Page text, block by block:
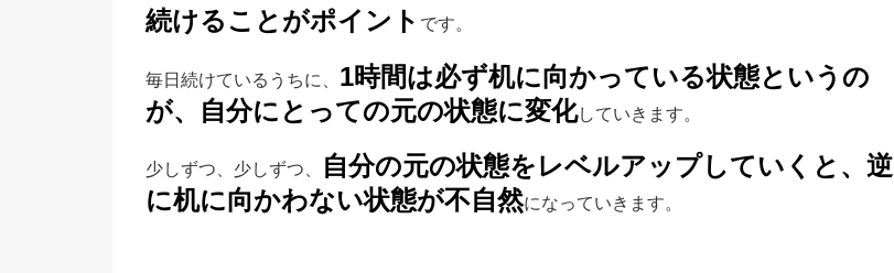
続けることがポイント です。
毎日続けているうちに、 1時間は必ず机に向かっている状態というの
が、自分にとっての元の状態に変化していきます。
少しずつ、少しずつ、
自分の元の状態をレベルアップしていくと、逆
に机に向かわない状態が不自然になっていきます。